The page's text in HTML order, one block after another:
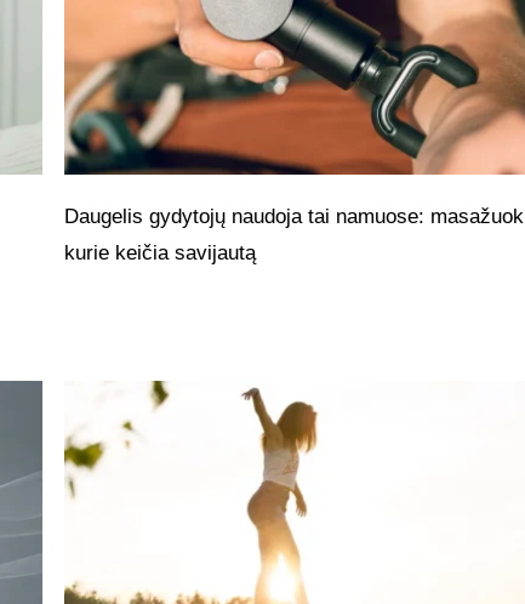
Daugelis gydytojų naudoja tai namuose:
kurie keičia savijautą